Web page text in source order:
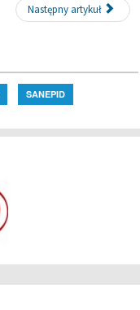
Następny artykuł
SANEPID